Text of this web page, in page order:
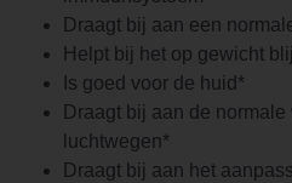
Draagt bij aan een
Helpt bij het op gewicht
Is goed voor de huid*
Draagt bij aan de
luchtwegen*
Draagt bij aan het